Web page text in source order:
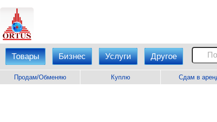
Товары Бизнес Услуги Другое
Продам/Обменяю Куплю Сдам в